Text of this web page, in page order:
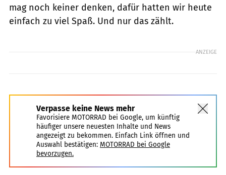
mag noch keiner denken, dafür hatten wir heute
einfach zu viel Spaß. Und nur das zählt.
ANZEIGE
Verpasse keine News mehr
Favorisiere MOTORRAD bei Google, um künftig
häufiger unsere neuesten Inhalte und News
angezeigt zu bekommen. Einfach Link öffnen und
Auswahl bestätigen: MOTORRAD bei Google
bevorzugen.